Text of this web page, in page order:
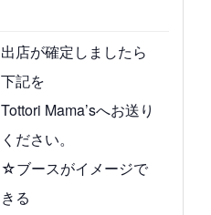
出店が確定しましたら
下記を
Tottori Mama’sへお送り
ください。
☆ブースがイメージで
きる